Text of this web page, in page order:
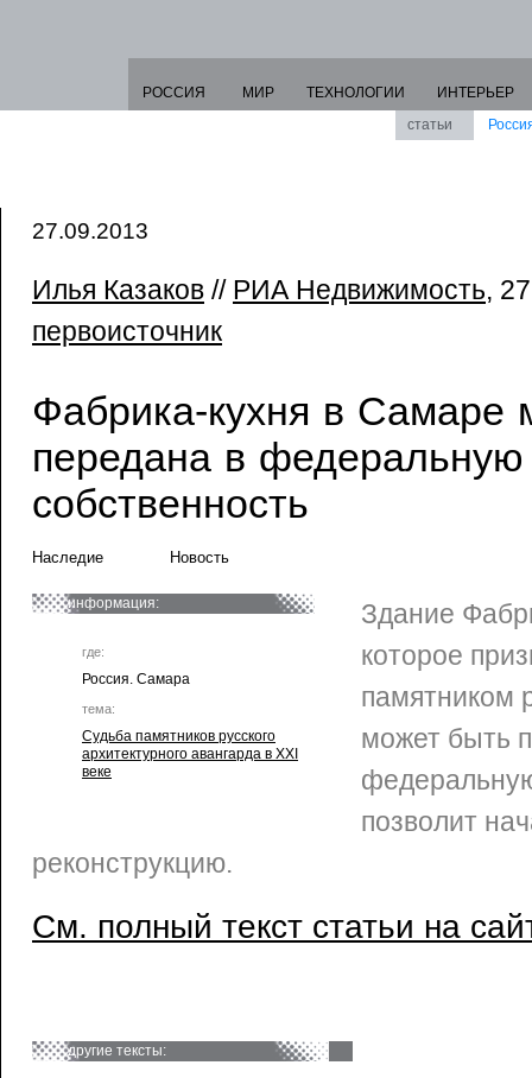
РОССИЯ МИР ТЕХНОЛОГИИ
ИНТЕРЬЕР
статьи
27.09.2013
Илья Казаков // РИА Недвижимость,
первоисточник
Фабрика-кухня в Самаре
передана в федеральную
собственность
Наследие Новость
информация:
где:
Россия. Самара
тема:
Судьба памятников русского
архитектурного авангарда в XXI
веке
Здание
которое
памятником
может быть
позволит
реконструкцию.
См. полный текст статьи на
другие тексты: